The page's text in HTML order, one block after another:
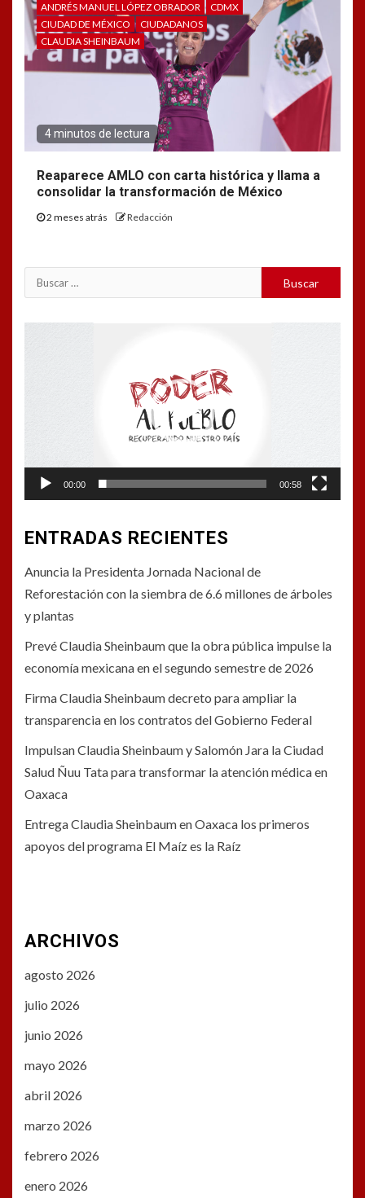
ANDRÉS MANUEL LÓPEZ OBRADOR
CDMX
CIUDAD DE MÉXICO
CIUDADANOS
CLAUDIA SHEINBAUM
4 minutos de lectura
Reaparece AMLO con carta histórica y llama a
consolidar la transformación de México
2 meses atrás Redacción
Buscar:
00:00 00:58
ENTRADAS RECIENTES
Anuncia la Presidenta Jornada Nacional de
Reforestación con la siembra de 6.6 millones de árboles
y plantas
Prevé Claudia Sheinbaum que la obra pública impulse la
economía mexicana en el segundo semestre de 2026
Firma Claudia Sheinbaum decreto para ampliar la
transparencia en los contratos del Gobierno Federal
Impulsan Claudia Sheinbaum y Salomón Jara la Ciudad
Salud Ñuu Tata para transformar la atención médica en
Oaxaca
Entrega Claudia Sheinbaum en Oaxaca los primeros
apoyos del programa El Maíz es la Raíz
ARCHIVOS
agosto 2026
julio 2026
junio 2026
mayo 2026
abril 2026
marzo 2026
febrero 2026
enero 2026